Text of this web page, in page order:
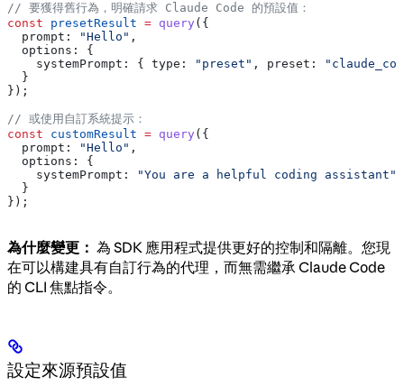
// 要獲得舊行為，明確請求 Claude Code 的預設值：
const presetResult = query ({
  prompt:
"Hello" ,
  options:
{
    systemPrompt:
{ type: "preset" , preset:
  }
});
// 或使用自訂系統提示：
const customResult = query ({
  prompt:
"Hello" ,
  options:
{
    systemPrompt:
"You are a helpful coding assistant"
  }
});
為什麼變更： 為 SDK 應用程式提供更好的控制和隔離。您現
在可以構建具有自訂行為的代理，而無需繼承 Claude Code
的 CLI 焦點指令。
設定來源預設值